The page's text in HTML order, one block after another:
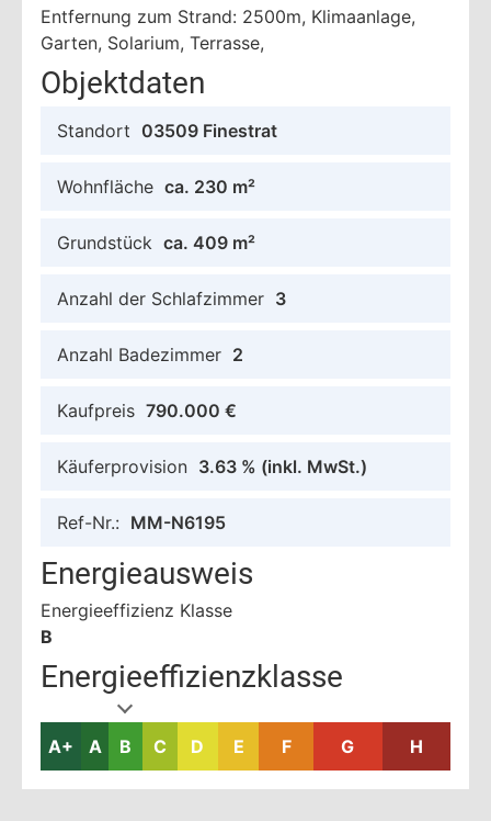
Entfernung zum Strand: 2500m, Klimaanlage,
Garten, Solarium, Terrasse,
Objektdaten
Standort 03509 Finestrat
Wohnfläche ca. 230 m²
Grundstück ca. 409 m²
Anzahl der Schlafzimmer 3
Anzahl Badezimmer 2
Kaufpreis 790.000 €
Käuferprovision 3.63 % (inkl. MwSt.)
Ref-Nr.: MM-N6195
Energieausweis
Energieeffizienz Klasse
B
Energieeffizienzklasse
A+ A B C D E F G H